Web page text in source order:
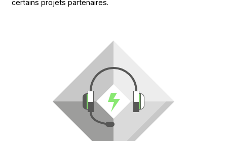
certains projets partenaires.